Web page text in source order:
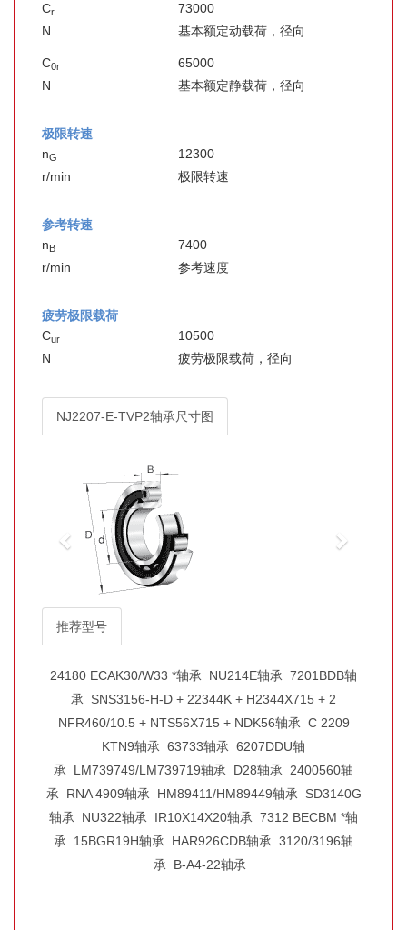
Cr
73000
N
基本额定动载荷，径向
C0r
65000
N
基本额定静载荷，径向
极限转速
nG
12300
r/min
极限转速
参考转速
nB
7400
r/min
参考速度
疲劳极限载荷
Cur
10500
N
疲劳极限载荷，径向
NJ2207-E-TVP2轴承尺寸图
推荐型号
24180 ECAK30/W33 *轴承 NU214E轴承 7201BDB轴
承 SNS3156-H-D + 22344K + H2344X715 + 2
NFR460/10.5 + NTS56X715 + NDK56轴承 C 2209
KTN9轴承 63733轴承 6207DDU轴
承 LM739749/LM739719轴承 D28轴承 2400560轴
承 RNA 4909轴承 HM89411/HM89449轴承 SD3140G
轴承 NU322轴承 IR10X14X20轴承 7312 BECBM *轴
承 15BGR19H轴承 HAR926CDB轴承 3120/3196轴
承 B-A4-22轴承